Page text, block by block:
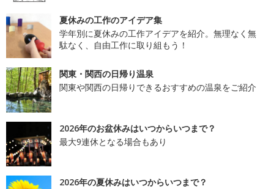
夏休みの工作のアイデア集
学年別に夏休みの工作アイデアを紹介。無理なく無
駄なく、自由工作に取り組もう！
関東・関西の日帰り温泉
関東や関西の日帰りできるおすすめの温泉をご紹介
2026年のお盆休みはいつからいつまで？
最大9連休となる場合もあり
2026年の夏休みはいつからいつまで？